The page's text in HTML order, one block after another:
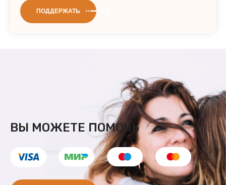
ПОДДЕРЖАТЬ
ВЫ МОЖЕТЕ ПОМОЧЬ